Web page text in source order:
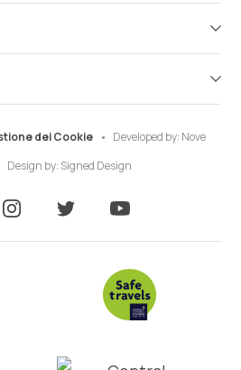
dei Cookie Developed by: Nove
Design by: Signed Design